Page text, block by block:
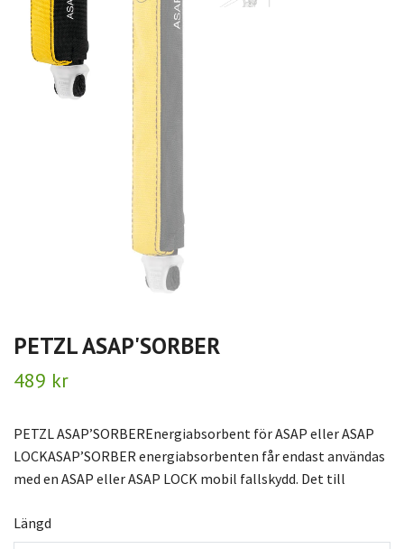
PETZL ASAP'SORBER
489 kr
PETZL ASAP’SORBEREnergiabsorbent för ASAP eller ASAP
LOCKASAP’SORBER energiabsorbenten får endast användas
med en ASAP eller ASAP LOCK mobil fallskydd. Det till
Längd